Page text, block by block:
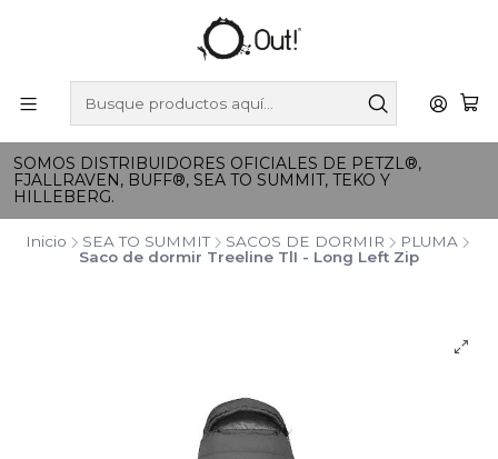
SOMOS DISTRIBUIDORES OFICIALES DE PETZL®,
FJALLRAVEN, BUFF®, SEA TO SUMMIT, TEKO Y
HILLEBERG.
Inicio SEA TO SUMMIT SACOS DE DORMIR
PLUMA
Saco de dormir Treeline TlI - Long Left Zip